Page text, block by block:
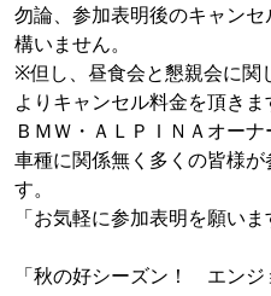
勿論、参加表明後のキャン
構いません。
※但し、昼食会と懇親会に関
よりキャンセル料金を頂きま
ＢＭＷ・ＡＬＰＩＮＡオー
車種に関係無く多くの皆様
す。
「お気軽に参加表明を願いま
「秋の好シーズン！ エンジ